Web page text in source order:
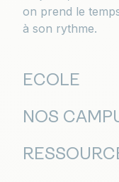
on prend le
à son rythme.
ECOLE
NOS